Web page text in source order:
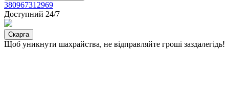
380967312969
Доступний 24/7
Скарга
Щоб уникнути шахрайства, не відправляйте гроші заздалегідь!